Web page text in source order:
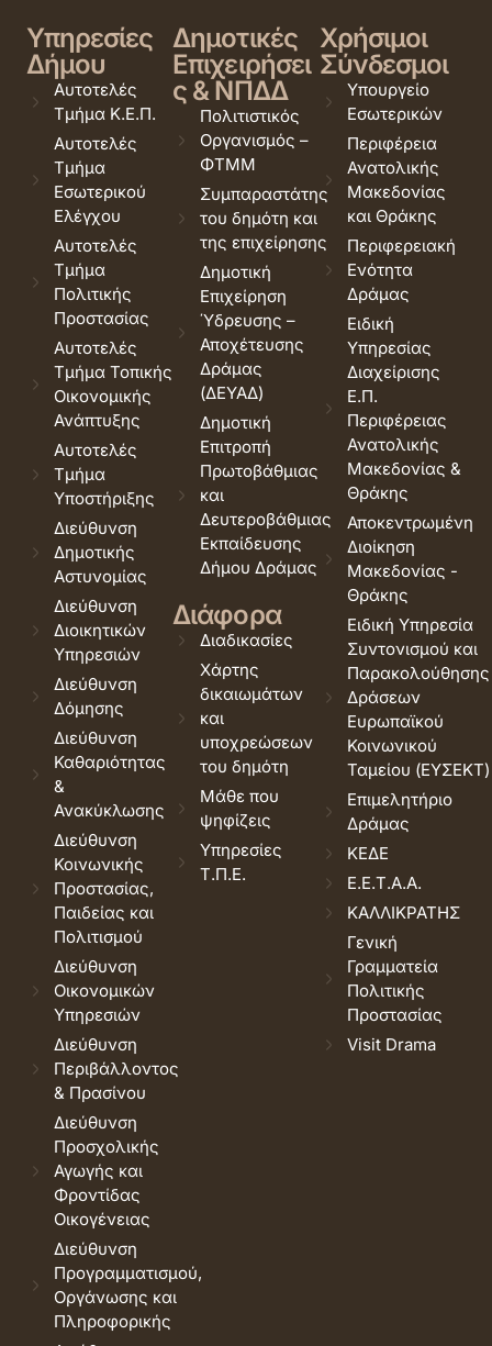
Υπηρεσίες
Δήμου
Αυτοτελές
Τμήμα Κ.Ε.Π.
Αυτοτελές
Τμήμα
Εσωτερικού
Ελέγχου
Αυτοτελές
Τμήμα
Πολιτικής
Προστασίας
Αυτοτελές
Τμήμα Τοπικής
Οικονομικής
Ανάπτυξης
Αυτοτελές
Τμήμα
Υποστήριξης
Διεύθυνση
Δημοτικής
Αστυνομίας
Διεύθυνση
Διοικητικών
Υπηρεσιών
Διεύθυνση
Δόμησης
Διεύθυνση
Καθαριότητας
&
Ανακύκλωσης
Διεύθυνση
Κοινωνικής
Προστασίας,
Παιδείας και
Πολιτισμού
Διεύθυνση
Οικονομικών
Υπηρεσιών
Διεύθυνση
Περιβάλλοντος
& Πρασίνου
Διεύθυνση
Προσχολικής
Αγωγής και
Φροντίδας
Οικογένειας
Διεύθυνση
Προγραμματισμού,
Οργάνωσης και
Πληροφορικής
Δημοτικές
Επιχειρήσει
ς & ΝΠΔΔ
Πολιτιστικός
Οργανισμός –
ΦΤΜΜ
Συμπαραστάτης
του δημότη και
της επιχείρησης
Δημοτική
Επιχείρηση
Ύδρευσης –
Αποχέτευσης
Δράμας
(ΔΕΥΑΔ)
Δημοτική
Επιτροπή
Πρωτοβάθμιας
και
Δευτεροβάθμιας
Εκπαίδευσης
Δήμου Δράμας
Διάφορα
Διαδικασίες
Χάρτης
δικαιωμάτων
και
υποχρεώσεων
του δημότη
Μάθε που
ψηφίζεις
Υπηρεσίες
Τ.Π.Ε.
Χρήσιμοι
Σύνδεσμοι
Υπουργείο
Εσωτερικών
Περιφέρεια
Ανατολικής
Μακεδονίας
και Θράκης
Περιφερειακή
Ενότητα
Δράμας
Ειδική
Υπηρεσίας
Διαχείρισης
Ε.Π.
Περιφέρειας
Ανατολικής
Μακεδονίας &
Θράκης
Αποκεντρωμένη
Διοίκηση
Μακεδονίας -
Θράκης
Ειδική Υπηρεσία
Συντονισμού και
Παρακολούθησης
Δράσεων
Ευρωπαϊκού
Κοινωνικού
Ταμείου (ΕΥΣΕΚΤ)
Επιμελητήριο
Δράμας
ΚΕΔΕ
Ε.Ε.Τ.Α.Α.
ΚΑΛΛΙΚΡΑΤΗΣ
Γενική
Γραμματεία
Πολιτικής
Προστασίας
Visit Drama